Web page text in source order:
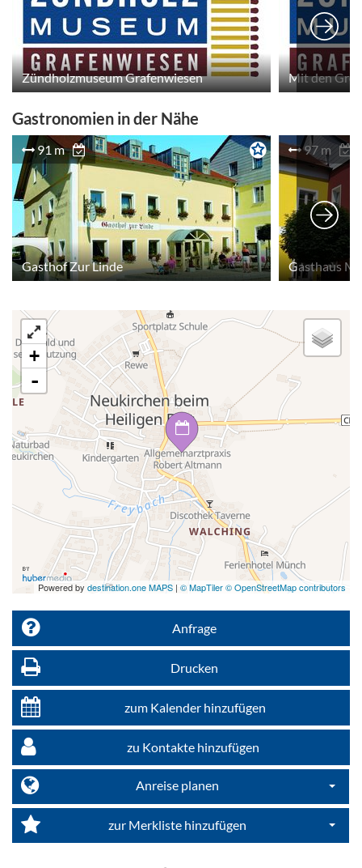
Zündholzmuseum Grafenwiesen
Gastronomien in der Nähe
91 m
Gasthof Zur Linde
97 m
Gasthaus
+
-
Powered by destination.one MAPS | © MapTiler © OpenStreetMap contributors
Anfrage
Drucken
zum Kalender hinzufügen
zu Kontakte hinzufügen
Anreise planen
zur Merkliste hinzufügen